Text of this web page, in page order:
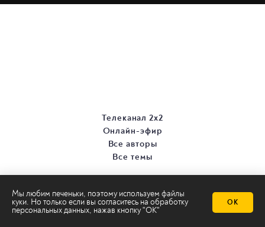
Мы любим печеньки, поэтому используем файлы
куки. Но только если вы согласитесь на обработку
персональных данных, нажав кнопку "ОК"
ОК
Телеканал 2х2
Онлайн-эфир
Все авторы
Все темы